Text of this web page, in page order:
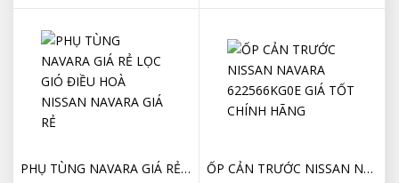
PHỤ TÙNG NAVARA GIÁ RẺ LỌC GIÓ ĐIỀU HOÀ NISSAN NAVARA GIÁ RẺ ỐP CẢN TRƯỚC NISSAN NAVARA 622566KG0E GIÁ TỐT CHÍNH HÃNG